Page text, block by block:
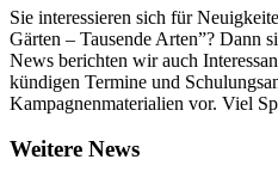
Sie interessieren sich für
Gärten – Tausende Arten”? Dann
News berichten wir auch
kündigen Termine und
Kampagnenmaterialien vor. Viel
Weitere News